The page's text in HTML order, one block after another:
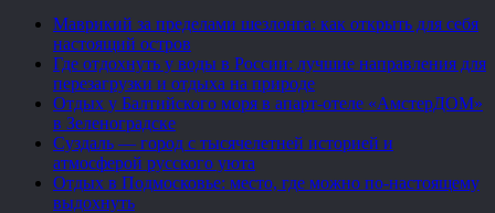
Маврикий за пределами шезлонга: как открыть для себя
настоящий остров
Где отдохнуть у воды в России: лучшие направления для
перезагрузки и отдыха на природе
Отдых у Балтийского моря в апарт-отеле «АмстерДОМ»
в Зеленоградске
Суздаль — город с тысячелетней историей и
атмосферой русского уюта
Отдых в Подмосковье: место, где можно по-настоящему
выдохнуть